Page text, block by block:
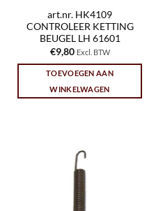
art.nr. HK4109
CONTROLEER KETTING
BEUGEL LH 61601
€9,80 Excl. BTW
TOEVOEGEN AAN
WINKELWAGEN